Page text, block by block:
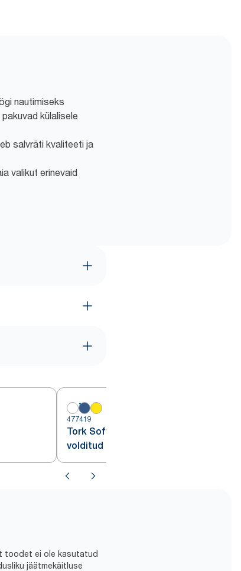
nautimiseks
külalisele
salvräti kvaliteeti ja
valikut erinevaid
477419
Tork Soft tumesinine 1/8
volditud lõunasöögisalvrätik
toodet ei ole kasutatud
jäätmekäitluse